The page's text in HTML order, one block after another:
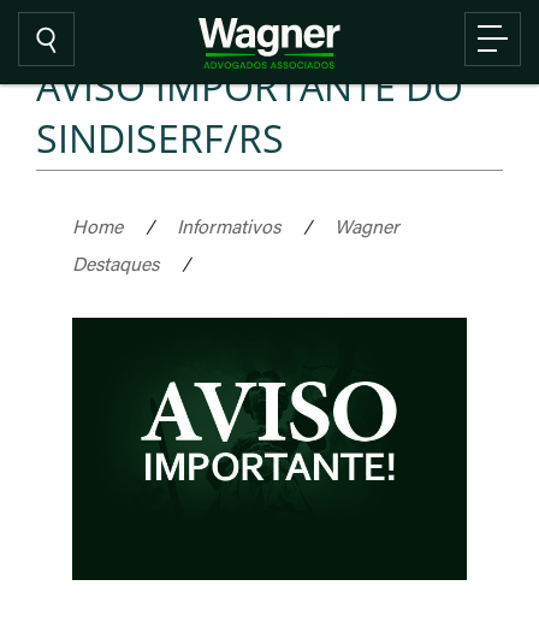
AVISO IMPORTANTE DO
SINDISERF/RS
Home / Informativos /
Wagner
Destaques
/